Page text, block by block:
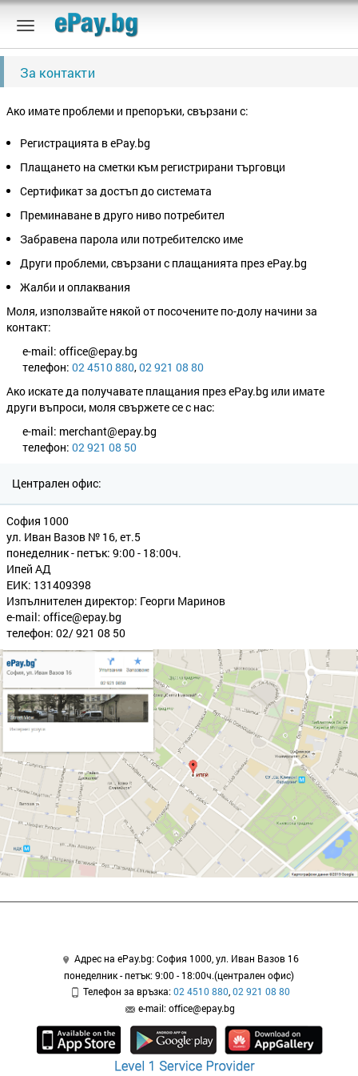
За контакти
Ако имате проблеми и препоръки, свързани с:
Регистрацията в ePay.bg
Плащането на сметки към регистрирани търговци
Сертификат за достъп до системата
Преминаване в друго ниво потребител
Забравена парола или потребителско име
Други проблеми, свързани с плащанията през ePay.bg
Жалби и оплаквания
Моля, използвайте някой от посочените по-долу начини за
контакт:
e-mail: office@epay.bg
телефон: 02 4510 880,02 921 08 80
Ако искате да получавате плащания през ePay.bg или имате
други въпроси, моля свържете се с нас:
e-mail: merchant@epay.bg
телефон: 02 921 08 50
Централен офис:
София 1000
ул. Иван Вазов № 16, ет.5
понеделник - петък: 9:00 - 18:00ч.
Ипей АД
ЕИК: 131409398
Изпълнителен директор: Георги Маринов
e-mail: office@epay.bg
телефон: 02/ 921 08 50
Адрес на ePay.bg: София 1000, ул. Иван Вазов 16
понеделник - петък: 9:00 - 18:00ч.(централен офис)
Телефон за връзка:02 4510 880 02 921 08 80
e-mail: office@epay.bg